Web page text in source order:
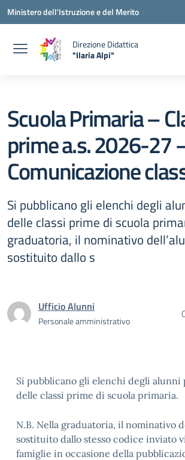
Vai ai contenuti
Vai al menu di navigazione
Vai al footer
Ministero dell'Istruzione e del Merito
Direzione Didattica
"Ilaria Alpi"
Scuola Primaria –
prime a.s. 2026-27
Comunicazione
Si pubblicano gli elenchi degli
delle classi prime di scuola
graduatoria, il nominativo
sostituito dallo s
Ufficio Alunni
Personale amministrativo
Si pubblicano gli elenchi degli alunni
delle classi prime di scuola primaria.
N.B. Nella graduatoria, il nominativo
sostituito dallo stesso codice inviato
famiglie in occasione della